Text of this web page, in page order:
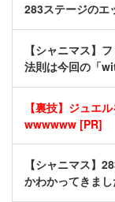
283ステージのエ
【シャニマス】
法則は今回の「
【裏技】ジュエ
wwwwww [PR]
【シャニマス】
かわかってきまし